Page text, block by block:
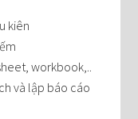
kiên
workbook,..
và lập báo cáo